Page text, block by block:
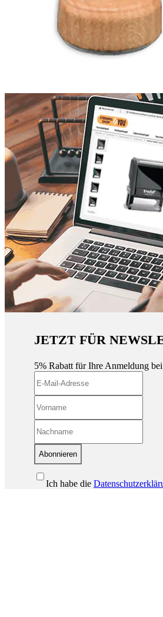
JETZT FÜR
5% Rabatt für Ihre Anmeldung
Abonnieren
Ich habe die